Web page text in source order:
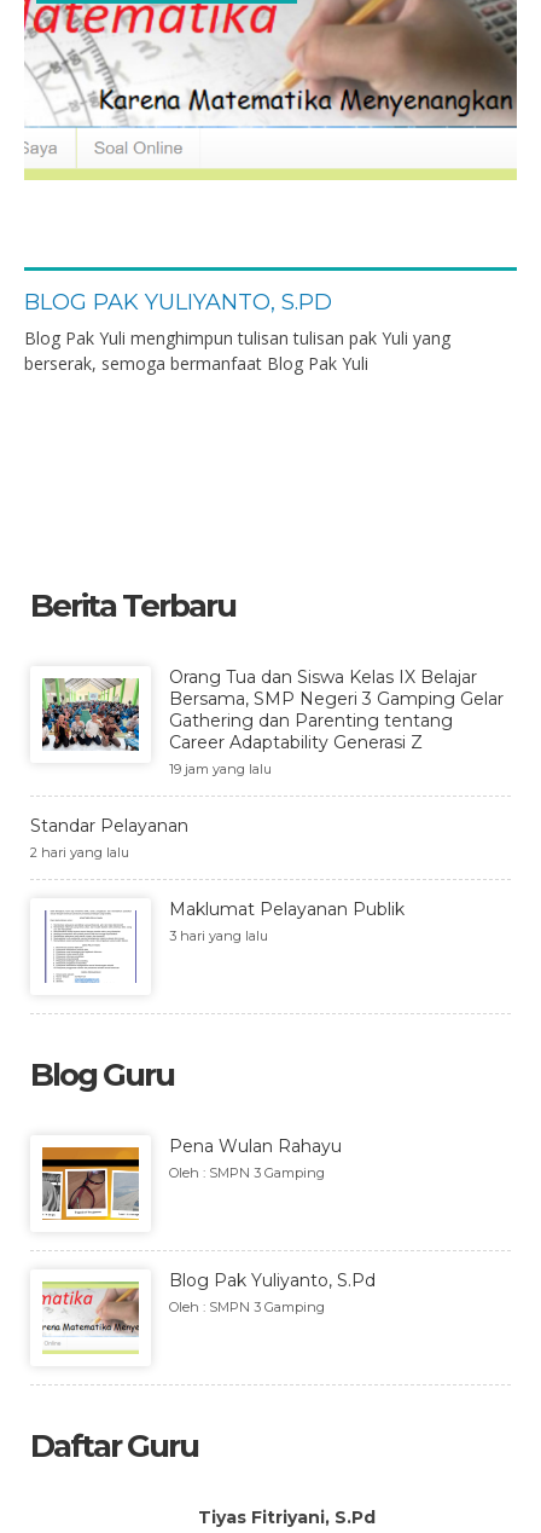
BLOG PAK YULIYANTO, S.PD
Blog Pak Yuli menghimpun tulisan tulisan pak Yuli yang
berserak, semoga bermanfaat Blog Pak Yuli
Berita Terbaru
Orang Tua dan Siswa Kelas IX Belajar
Bersama, SMP Negeri 3 Gamping Gelar
Gathering dan Parenting tentang
Career Adaptability Generasi Z
19 jam yang lalu
Standar Pelayanan
2 hari yang lalu
Maklumat Pelayanan Publik
3 hari yang lalu
Blog Guru
Pena Wulan Rahayu
Oleh : SMPN 3 Gamping
Blog Pak Yuliyanto, S.Pd
Oleh : SMPN 3 Gamping
Daftar Guru
Tiyas Fitriyani, S.Pd